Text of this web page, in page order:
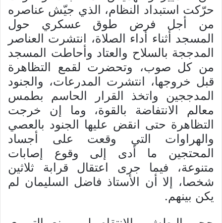
حرّكت استبداد النظام، الذي جيّش عناصره
من أجل فرض طوق عسكري حول
المسجد أثناء أداء الصلاة، انتشرت العناصر
المدججة بالسلاح والعتاد وأحاطت المسجد
من كل صوب، وتحضرت لقمع التظاهرة
قبل خروجها، انتشرت المدرعات، والجنود
المدججين واتخذ القرار الحاسم بطمس
معالم الانتفاضة بالقوة، وما إن خرجت
التظاهرة حتى انقض عليها الجنود بالعصي
والهراوات التي وقعت على أجساد
المحتجين ما أدى إلى وقوع إصابات
متنوعة، فيما جرى اعتقال قرابة ثلاثين
شخصا، إلا أن الأستاذ فاضل السليمان لم
يكن بينهم.